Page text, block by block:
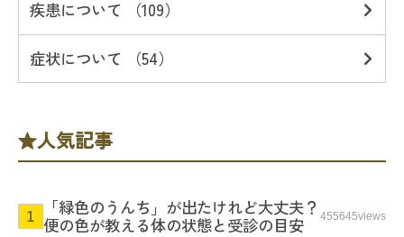
疾患について （109）
症状について （54）
人気記事
「緑色のうんち」が出たけれど大丈夫？
便の色が教える体の状態と受診の目安
455645views